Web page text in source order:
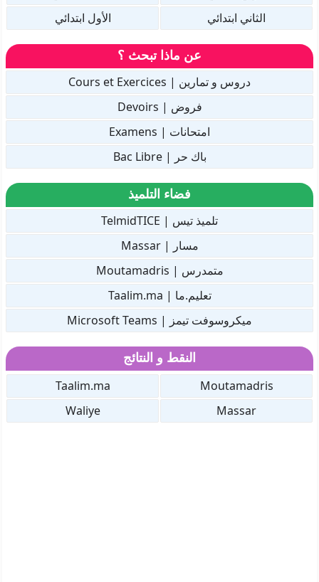
الثاني ابتدائي
الأول ابتدائي
عن ماذا تبحث ؟
دروس و تمارين | Cours et Exercices
فروض | Devoirs
امتحانات | Examens
باك حر | Bac Libre
فضاء التلميذ
تلميذ تيس | TelmidTICE
مسار | Massar
متمدرس | Moutamadris
تعليم.ما | Taalim.ma
ميكروسوفت تيمز | Microsoft Teams
النقط و النتائج
Moutamadris
Taalim.ma
Massar
Waliye